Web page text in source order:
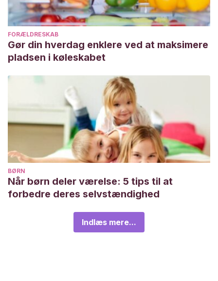
FORÆLDRESKAB
Gør din hverdag enklere ved at maksimere
pladsen i køleskabet
BØRN
Når børn deler værelse: 5 tips til at
forbedre deres selvstændighed
Indlæs mere...